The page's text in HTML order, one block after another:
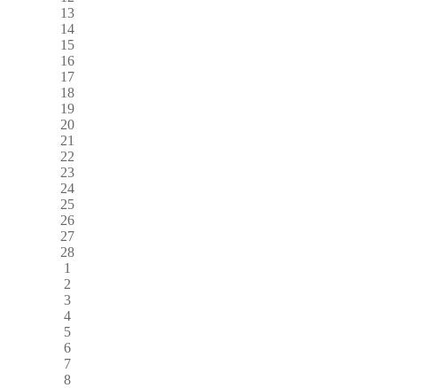
13
14
15
16
17
18
19
20
21
22
23
24
25
26
27
28
1
2
3
4
5
6
7
8